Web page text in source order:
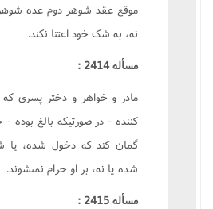
موقع عقد شوهر دوم عده شوهر
نه، به شک خود اعتنا نکند.
مسأله 2414 :
مادر و خواهر و دختر پسرى که
کننده - در صورتيکه بالغ بوده
گمان کند که دخول شده،
شده يا نه، بر او حرام نمىشوند.
مسأله 2415 :